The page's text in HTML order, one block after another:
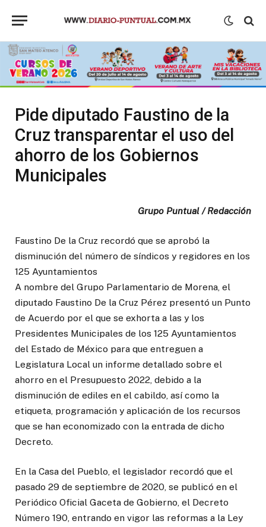
Pide diputado Faustino de la
Cruz transparentar el uso del
ahorro de los Gobiernos
Municipales
Grupo Puntual / Redacción
Faustino De la Cruz recordó que se aprobó la
disminución del número de síndicos y regidores en los
125 Ayuntamientos
A nombre del Grupo Parlamentario de Morena, el
diputado Faustino De la Cruz Pérez presentó un Punto
de Acuerdo por el que se exhorta a las y los
Presidentes Municipales de los 125 Ayuntamientos
del Estado de México para que entreguen a
Legislatura Local un informe detallado sobre el
ahorro en el Presupuesto 2022, debido a la
disminución de ediles en el cabildo, así como la
etiqueta, programación y aplicación de los recursos
que se han economizado con la entrada de dicho
Decreto.
En la Casa del Pueblo, el legislador recordó que el
pasado 29 de septiembre de 2020, se publicó en el
Periódico Oficial Gaceta de Gobierno, el Decreto
Número 190, entrando en vigor las reformas a la Ley